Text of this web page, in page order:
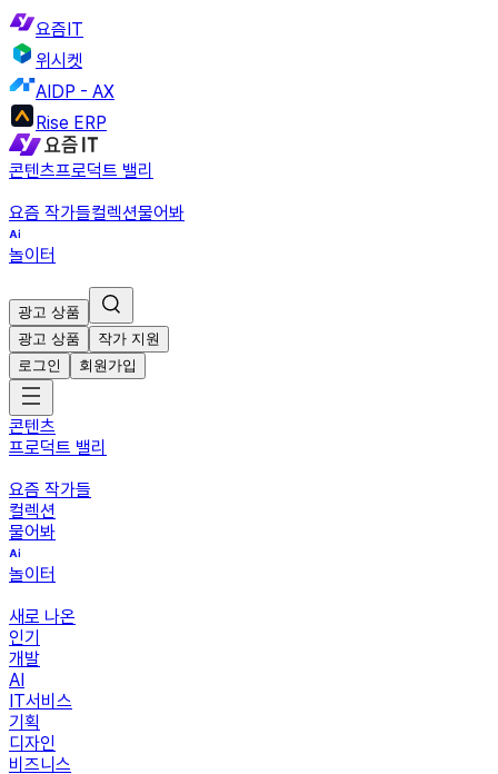
요즘IT
위시켓
AIDP - AX
Rise ERP
콘텐츠프로덕트 밸리
요즘 작가들컬렉션물어봐
놀이터
광고 상품
광고 상품
작가 지원
로그인
회원가입
콘텐츠
프로덕트 밸리
요즘 작가들
컬렉션
물어봐
놀이터
새로 나온
인기
개발
AI
IT서비스
기획
디자인
비즈니스